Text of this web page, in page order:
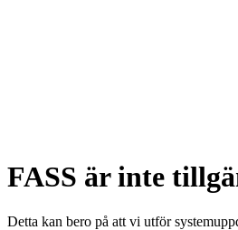
FASS är inte
Detta kan bero på att vi utför